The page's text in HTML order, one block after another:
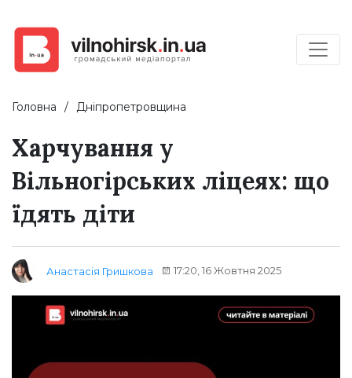
Головна Дніпропетровщина
Харчування у
Вільногірських ліцеях: що
їдять діти
Анастасія Гришкова 17:20, 16 Жовтня 2025